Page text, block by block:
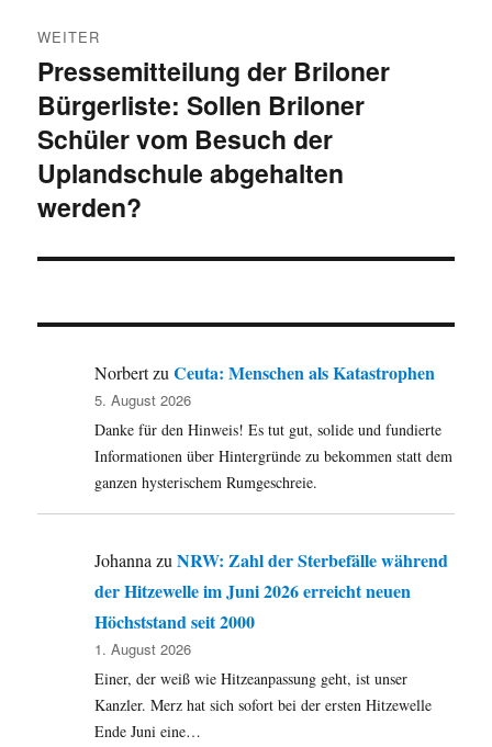
WEITER
Nächster
Beitrag:
Pressemitteilung der Briloner
Bürgerliste: Sollen Briloner
Schüler vom Besuch der
Uplandschule abgehalten
werden?
NorbertzuCeuta: Menschen als Katastrophen
5. August 2026
Danke für den Hinweis! Es tut gut, solide und fundierte
Informationen über Hintergründe zu bekommen statt dem
ganzen hysterischem Rumgeschreie.
Johanna zuNRW: Zahl der Sterbefälle während
der Hitzewelle im Juni 2026 erreicht neuen
Höchststand seit 2000
1. August 2026
Einer, der weiß wie Hitzeanpassung geht, ist unser
Kanzler. Merz hat sich sofort bei der ersten Hitzewelle
Ende Juni eine…